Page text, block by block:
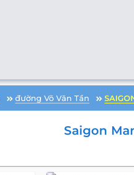
đường Võ Văn Tần
Saigon